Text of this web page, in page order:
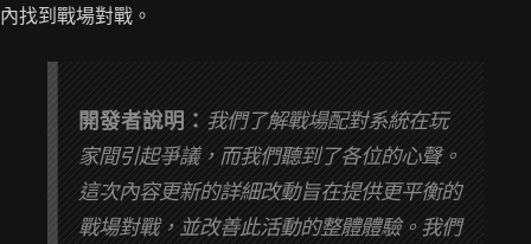
內找到戰場對戰。
開發者說明： 我們了解戰場配對系統在玩
家間引起爭議，而我們聽到了各位的心聲。
這次內容更新的詳細改動旨在提供更平衡的
戰場對戰，並改善此活動的整體體驗。我們